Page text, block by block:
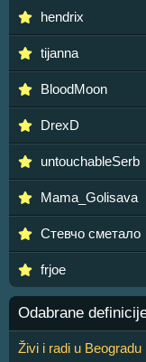
hendrix
tijanna
BloodMoon
DrexD
untouchableSerb
Mama_Golisava
Стевчо сметало
frjoe
Odabrane
Živi i radi u Beogradu